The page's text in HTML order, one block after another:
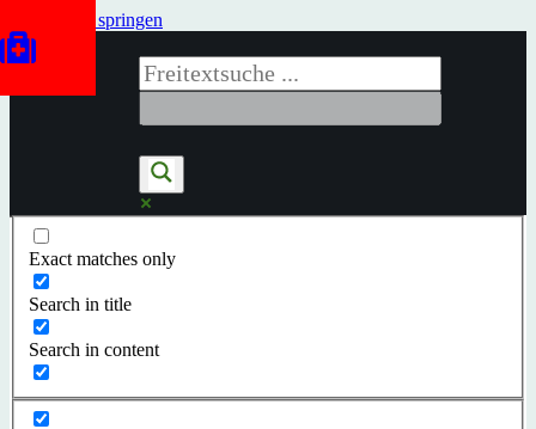
Zum Inhalt springen
Exact matches only
Search in title
Search in content